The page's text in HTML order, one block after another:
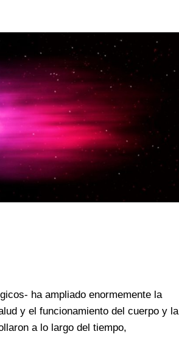
ha ampliado enormemente la
y el funcionamiento del cuerpo y la
a lo largo del tiempo,